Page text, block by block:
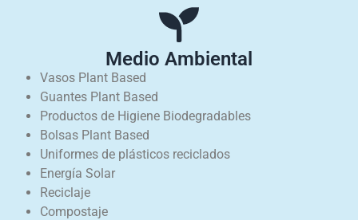
Medio Ambiental
Vasos Plant Based
Guantes Plant Based
Productos de Higiene Biodegradables
Bolsas Plant Based
Uniformes de plásticos reciclados
Energía Solar
Reciclaje
Compostaje